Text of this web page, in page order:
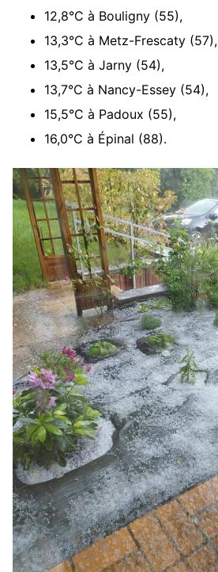
12,8°C à Bouligny (55),
13,3°C à Metz-Frescaty (57),
13,5°C à Jarny (54),
13,7°C à Nancy-Essey (54),
15,5°C à Padoux (55),
16,0°C à Épinal (88).